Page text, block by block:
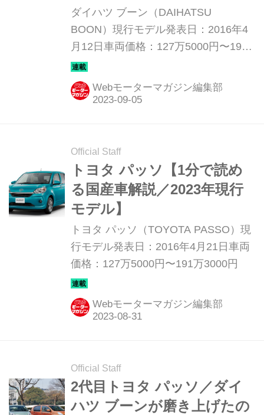
ダイハツ ブーン（DAIHATSU
BOON）現行モデル発表日：2016年4
月12日車両価格：127万5000円〜193
万6100円
Webモーターマガジン編集部
Official Staff
トヨタ パッソ【1分で読め
る国産車解説／2023年現行
モデル】
トヨタ パッソ（TOYOTA PASSO）現
行モデル発表日：2016年4月21日車両
価格：127万5000円〜191万3000円
Webモーターマガジン編集部
Official Staff
2代目トヨタ パッソ／ダイ
ハツ ブーンが磨き上げたの